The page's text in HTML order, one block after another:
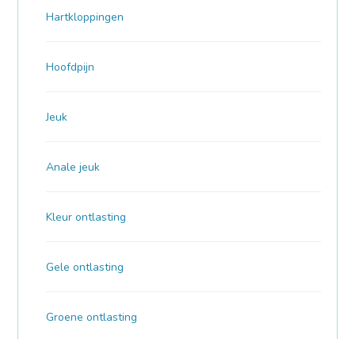
Hartkloppingen
Hoofdpijn
Jeuk
Anale jeuk
Kleur ontlasting
Gele ontlasting
Groene ontlasting